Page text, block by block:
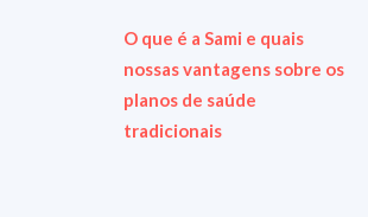
O que é a Sami e quais
nossas vantagens sobre os
planos de saúde
tradicionais